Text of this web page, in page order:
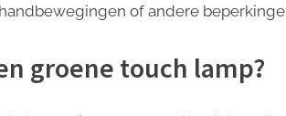
of andere
groene touch lamp?